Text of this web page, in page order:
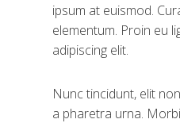
ipsum at euismod.
elementum. Proin eu
adipiscing elit.
Nunc tincidunt, elit
a pharetra urna.